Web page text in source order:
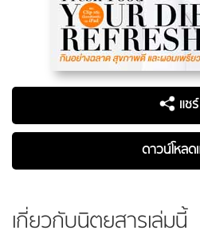
แชร์
ดาวน์โหลด
เกี่ยวกับนิตยสารเล่มนี้